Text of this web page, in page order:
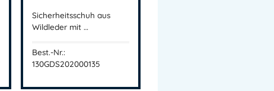
Sicherheitsschuh aus
Wildleder mit …
Best.-Nr.:
130GDS202000135